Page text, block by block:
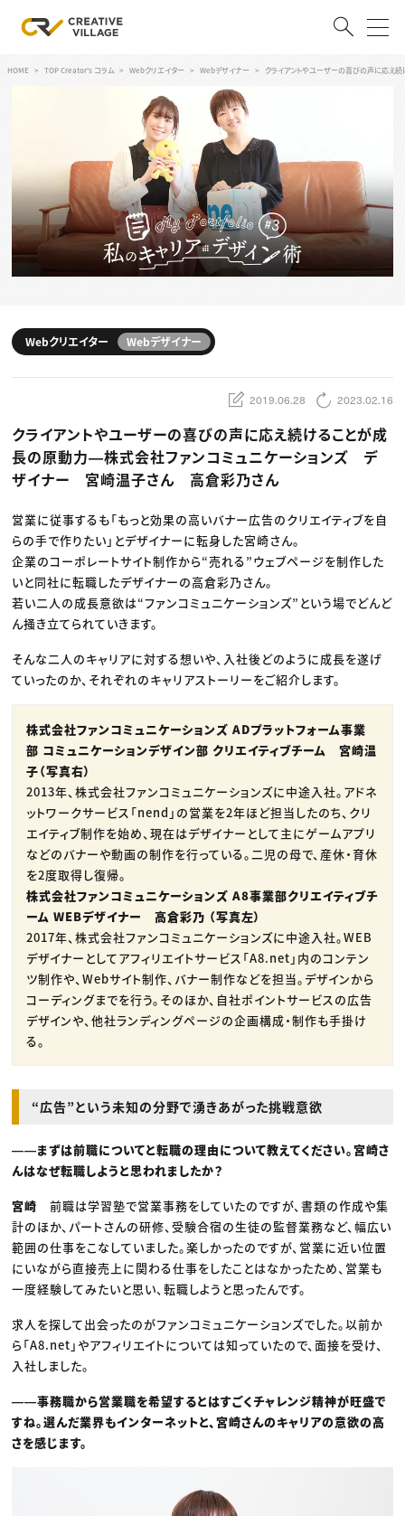
クリエイター求人を探す
CREATIVE JOB求人検索
特集求人
採用説明会
スキルアップしたい！
デザイン
編集・ライティング
マーケティング
ディレクション
業界解説・キャリア事情
お役立ち基礎知識
TOP Creator’s コラム
Webクリエイター
アプリクリエイター
ゲームクリエイター
映像クリエイター
マーケッター
C＆R Magazine
セミナー
ニュース・トレンド
Web
映像
ゲーム・エンタメ
広告
出版
CREATIVE VILLAGEからのお知らせ
HOME TOP Creator's コラム Webクリエイター Webデザイナー クライアントやユーザーの喜びの声に応
Webクリエイター Webデザイナー
2019.06.28 2023.02.16
クライアントやユーザーの喜びの声に応え続けることが成
長の原動力―株式会社ファンコミュニケーションズ デ
ザイナー 宮崎温子さん 高倉彩乃さん
営業に従事するも「もっと効果の高いバナー広告のクリエイティブを自
らの手で作りたい」とデザイナーに転身した宮崎さん。
企業のコーポレートサイト制作から“売れる”ウェブページを制作した
いと同社に転職したデザイナーの高倉彩乃さん。
若い二人の成長意欲は“ファンコミュニケーションズ”という場でどんど
ん掻き立てられていきます。
そんな二人のキャリアに対する想いや、入社後どのように成長を遂げ
ていったのか、それぞれのキャリアストーリーをご紹介します。
株式会社ファンコミュニケーションズ ADプラットフォーム事業
部 コミュニケーションデザイン部 クリエイティブチーム 宮崎温
子（写真右）
2013年、株式会社ファンコミュニケーションズに中途入社。アドネ
ットワークサービス「nend」の営業を2年ほど担当したのち、クリ
エイティブ制作を始め、現在はデザイナーとして主にゲームアプリ
などのバナーや動画の制作を行っている。二児の母で、産休・育休
を2度取得し復帰。
株式会社ファンコミュニケーションズ A8事業部クリエイティブチ
ーム WEBデザイナー 高倉彩乃 （写真左）
2017年、株式会社ファンコミュニケーションズに中途入社。WEB
デザイナーとしてアフィリエイトサービス「A8.net」内のコンテン
ツ制作や、Webサイト制作、バナー制作などを担当。デザインから
コーディングまでを行う。そのほか、自社ポイントサービスの広告
デザインや、他社ランディングページの企画構成・制作も手掛け
る。
“広告”という未知の分野で湧きあがった挑戦意欲
――まずは前職についてと転職の理由について教えてください。宮崎さ
んはなぜ転職しようと思われましたか？
宮崎前職は学習塾で営業事務をしていたのですが、書類の作成や集
計のほか、パートさんの研修、受験合宿の生徒の監督業務など、幅広い
範囲の仕事をこなしていました。楽しかったのですが、営業に近い位置
にいながら直接売上に関わる仕事をしたことはなかったため、営業も
一度経験してみたいと思い、転職しようと思ったんです。
求人を探して出会ったのがファンコミュニケーションズでした。以前か
ら「A8.net」やアフィリエイトについては知っていたので、面接を受け、
入社しました。
――事務職から営業職を希望するとはすごくチャレンジ精神が旺盛で
すね。選んだ業界もインターネットと、宮崎さんのキャリアの意欲の高
さを感じます。